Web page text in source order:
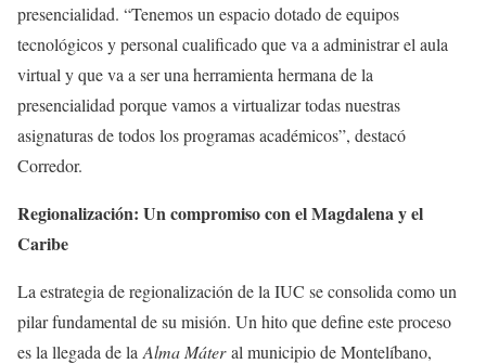
presencialidad. “Tenemos un espacio dotado de equipos
tecnológicos y personal cualificado que va a administrar el aula
virtual y que va a ser una herramienta hermana de la
presencialidad porque vamos a virtualizar todas nuestras
asignaturas de todos los programas académicos”, destacó
Corredor.
Regionalización: Un compromiso con el Magdalena y el
Caribe
La estrategia de regionalización de la IUC se consolida como un
pilar fundamental de su misión. Un hito que define este proceso
es la llegada de la Alma Máteral municipio de Montelíbano,